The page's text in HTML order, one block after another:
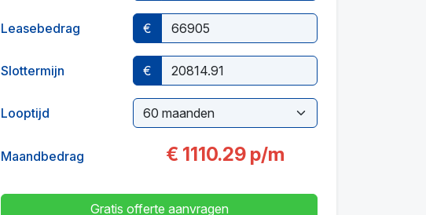
Leasebedrag €
Slottermijn €
Looptijd
Maandbedrag € 1110.29 p/m
Gratis offerte aanvragen